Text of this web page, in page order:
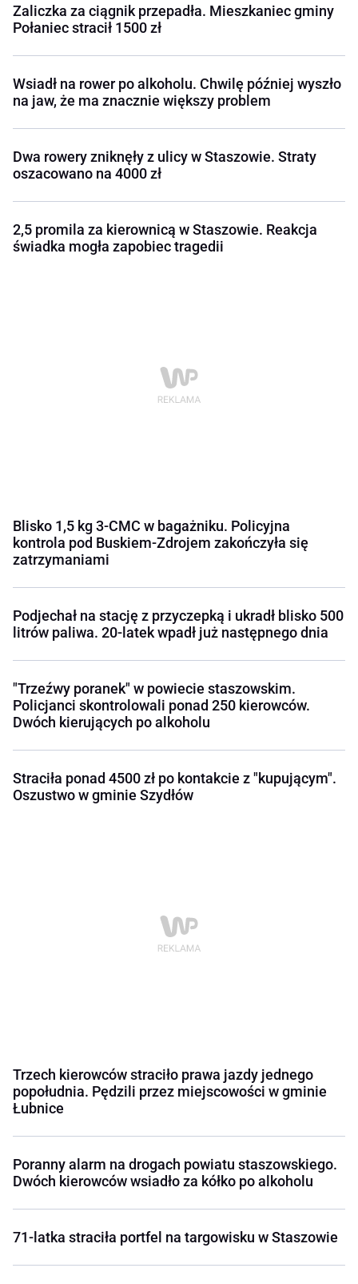
Zaliczka za ciągnik przepadła. Mieszkaniec gminy
Połaniec stracił 1500 zł
Wsiadł na rower po alkoholu. Chwilę później wyszło
na jaw, że ma znacznie większy problem
Dwa rowery zniknęły z ulicy w Staszowie. Straty
oszacowano na 4000 zł
2,5 promila za kierownicą w Staszowie. Reakcja
świadka mogła zapobiec tragedii
Blisko 1,5 kg 3-CMC w bagażniku. Policyjna
kontrola pod Buskiem-Zdrojem zakończyła się
zatrzymaniami
Podjechał na stację z przyczepką i ukradł blisko 500
litrów paliwa. 20-latek wpadł już następnego dnia
"Trzeźwy poranek" w powiecie staszowskim.
Policjanci skontrolowali ponad 250 kierowców.
Dwóch kierujących po alkoholu
Straciła ponad 4500 zł po kontakcie z "kupującym".
Oszustwo w gminie Szydłów
Trzech kierowców straciło prawa jazdy jednego
popołudnia. Pędzili przez miejscowości w gminie
Łubnice
Poranny alarm na drogach powiatu staszowskiego.
Dwóch kierowców wsiadło za kółko po alkoholu
71-latka straciła portfel na targowisku w Staszowie